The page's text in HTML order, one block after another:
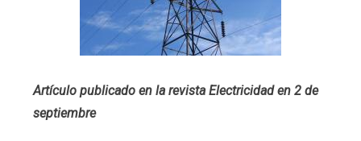
Artículo publicado en la revista Electricidad en 2 de
septiembre